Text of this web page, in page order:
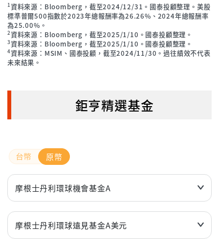
1 資料來源：Bloomberg，截至2024/12/31。國泰投顧整理。美股
標準普爾500指數於2023年總報酬率為26.26%、2024年總報酬率
為25.00%。
2資料來源：Bloomberg，截至2025/1/10。國泰投顧整理。
3資料來源：Bloomberg，截至2025/1/10。國泰投顧整理。
4資料來源：MSIM、國泰投顧，截至2024/11/30。過往績效不代表
未來結果。
鉅亨精選基金
原幣
摩根士丹利環球機會基金A
近6個月
0.67%
近1年(%)
-1.11%
摩根士丹利環球遠見基金A美元